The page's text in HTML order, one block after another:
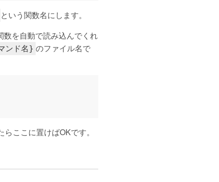
という関数名にします。
数を自動で読み込んでくれ
ンド名} のファイル名で
ここに置けばOKです。